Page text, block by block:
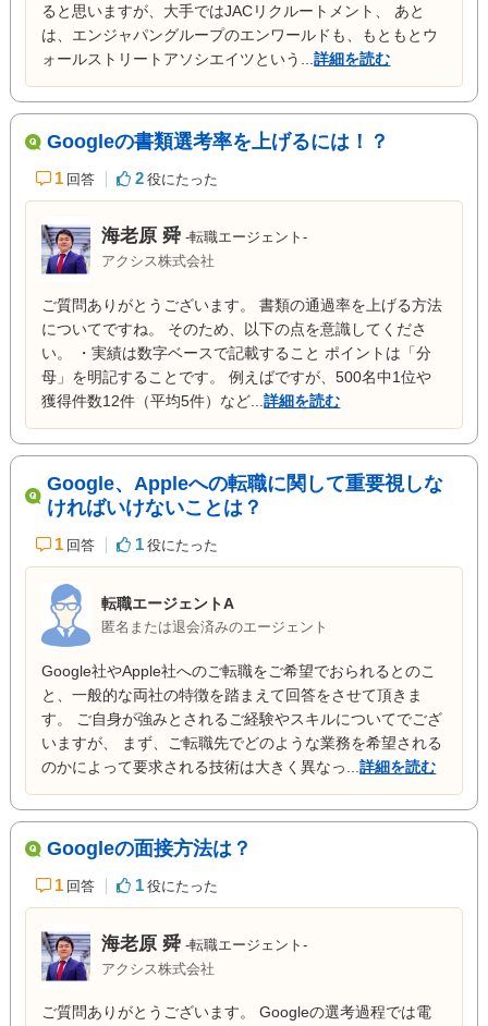
ると思いますが、大手ではJACリクルートメント、 あと
は、エンジャパングループのエンワールドも、もともとウ
ォールストリートアソシエイツという...詳細を読む
Googleの書類選考率を上げるには！？
1 回答 2 役にたった
海老原 舜 -転職エージェント-
アクシス株式会社
ご質問ありがとうございます。 書類の通過率を上げる方法
についてですね。 そのため、以下の点を意識してくださ
い。 ・実績は数字ベースで記載すること ポイントは「分
母」を明記することです。 例えばですが、500名中1位や
獲得件数12件（平均5件）など...詳細を読む
Google、Appleへの転職に関して重要視しな
ければいけないことは？
1 回答 1 役にたった
転職エージェントA
匿名または退会済みのエージェント
Google社やApple社へのご転職をご希望でおられるとのこ
と、一般的な両社の特徴を踏まえて回答をさせて頂きま
す。 ご自身が強みとされるご経験やスキルについてでござ
いますが、 まず、ご転職先でどのような業務を希望される
のかによって要求される技術は大きく異なっ...詳細を読む
Googleの面接方法は？
1 回答 1 役にたった
海老原 舜 -転職エージェント-
アクシス株式会社
ご質問ありがとうございます。 Googleの選考過程では電